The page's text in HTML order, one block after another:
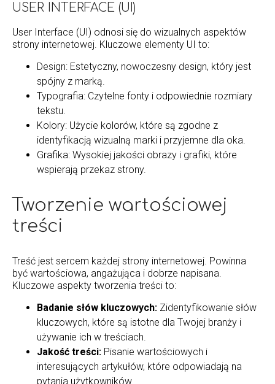
USER INTERFACE (UI)
User Interface (UI) odnosi się do wizualnych aspektów
strony internetowej. Kluczowe elementy UI to:
Design: Estetyczny, nowoczesny design, który jest
spójny z marką.
Typografia: Czytelne fonty i odpowiednie rozmiary
tekstu.
Kolory: Użycie kolorów, które są zgodne z
identyfikacją wizualną marki i przyjemne dla oka.
Grafika: Wysokiej jakości obrazy i grafiki, które
wspierają przekaz strony.
Tworzenie wartościowej
treści
Treść jest sercem każdej strony internetowej. Powinna
być wartościowa, angażująca i dobrze napisana.
Kluczowe aspekty tworzenia treści to:
Badanie słów kluczowych: Zidentyfikowanie słów
kluczowych, które są istotne dla Twojej branży i
używanie ich w treściach.
Jakość treści: Pisanie wartościowych i
interesujących artykułów, które odpowiadają na
pytania użytkowników.